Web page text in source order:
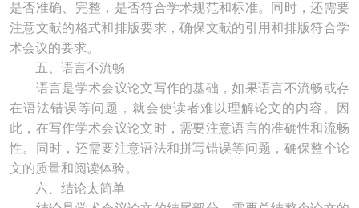
是否准确、完整，是否符合学术规范和标准。同时，还需要
注意文献的格式和排版要求，确保文献的引用和排版符合学
术会议的要求。
五、语言不流畅
语言是学术会议论文写作的基础，如果语言不流畅或存
在语法错误等问题，就会使读者难以理解论文的内容。因
此，在写作学术会议论文时，需要注意语言的准确性和流畅
性。同时，还需要注意语法和拼写错误等问题，确保整个论
文的质量和阅读体验。
六、结论太简单